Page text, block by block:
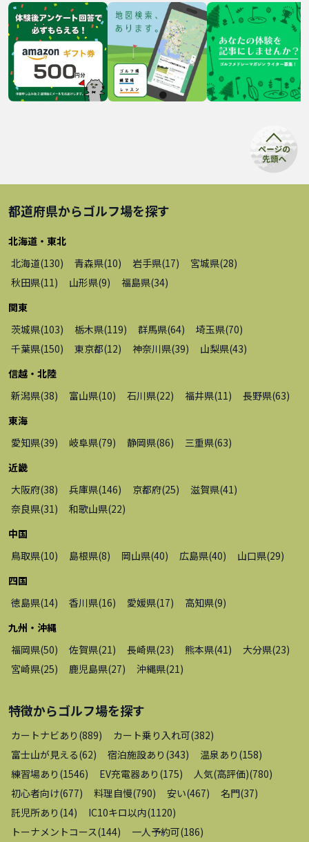
都道府県からゴルフ場を探す
北海道・東北
北海道(130) 青森県(10) 岩手県(17) 宮城県(28)
秋田県(11 ) 山形県(9) 福島県(34)
関東
茨城県(103) 栃木県(119) 群馬県(64) 埼玉県(70)
千葉県(150) 東京都(12) 神奈川県(39) 山梨県(43)
信越・北陸
新潟県(38) 富山県(10) 石川県(22) 福井県(11 ) 長野県(63)
東海
愛知県(39) 岐阜県(79) 静岡県(86) 三重県(63)
近畿
大阪府(38) 兵庫県(146) 京都府(25) 滋賀県(41 )
奈良県(31 ) 和歌山県(22)
中国
鳥取県(10) 島根県(8) 岡山県(40) 広島県(40) 山口県(29)
四国
徳島県(14) 香川県(16) 愛媛県(17) 高知県(9)
九州・沖縄
福岡県(50) 佐賀県(21 ) 長崎県(23) 熊本県(41 ) 大分県(23)
宮崎県(25) 鹿児島県(27) 沖縄県(21 )
特徴からゴルフ場を探す
カートナビあり (889) カート乗り入れ可(382)
富士山が見える(62) 宿泊施設あり (343) 温泉あり (158)
練習場あり (1546) EV充電器あり (175) 人気(高評価)(780)
初心者向け(677) 料理自慢(790) 安い(467) 名門(37)
託児所あり (14) IC10キロ以内(1120)
トーナメントコース(144) 一人予約可(186)